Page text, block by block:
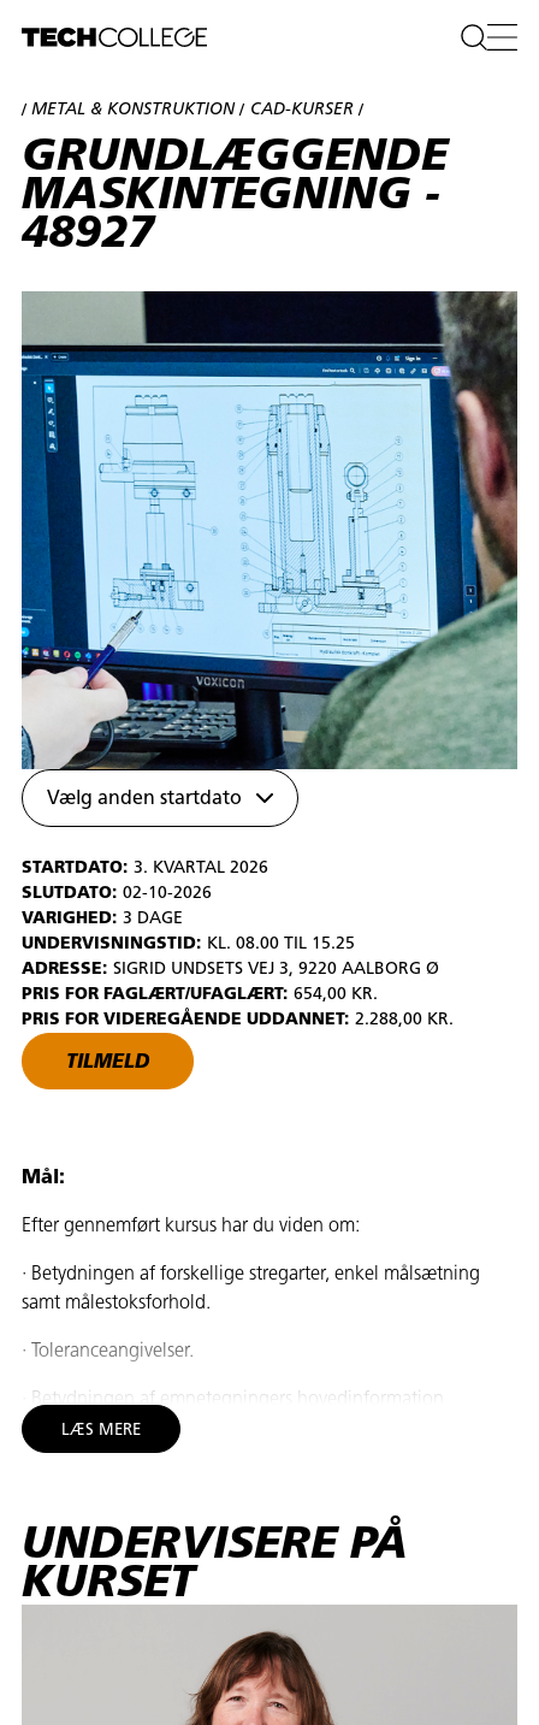
Vælg anden startdato
STARTDATO: 3. KVARTAL 2026
SLUTDATO: 02-10-2026
VARIGHED: 3 DAGE
UNDERVISNINGSTID: KL. 08.00 TIL 15.25
ADRESSE: SIGRID UNDSETS VEJ 3, 9220 AALBORG Ø
PRIS FOR FAGLÆRT/UFAGLÆRT: 654,00 KR.
PRIS FOR VIDEREGÅENDE UDDANNET: 2.288,00 KR.
TILMELD
/METAL & KONSTRUKTION / CAD-KURSER /
GRUNDLÆGGENDE
MASKINTEGNING -
48927
Mål:
Efter gennemført kursus har du viden om:
· Betydningen af forskellige stregarter, enkel målsætning
samt målestoksforhold.
· Toleranceangivelser.
· Betydningen af emnetegningers hovedinformation
(tegningsnummer, materialeinformation, revisionsnumre,
konstruktør etc.).
· Aflæse og anvende enkle emne/arbejdstegninger til
emnefremstilling.
· Udarbejde arbejdstegninger efter gældende standarder for
retvinklet projektion enten på udleverede CAD solider eller
med almindelige tegneredskaber.
LÆS MERE
UNDERVISERE PÅ
KURSET